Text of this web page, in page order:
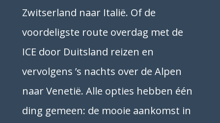
Zwitserland naar Italië. Of de
voordeligste route overdag met de
ICE door Duitsland reizen en
vervolgens ’s nachts over de Alpen
naar Venetië. Alle opties hebben één
ding gemeen: de mooie aankomst in